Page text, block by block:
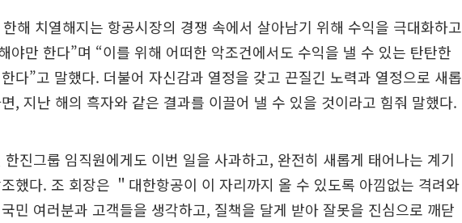
해 치열해지는 항공시장의 경쟁 속에서 살아남기 위해 수익을 극대화하고
야만 한다”며 “이를 위해 어떠한 악조건에서도 수익을 낼 수 있는 탄탄한
다”고 말했다. 더불어 자신감과 열정을 갖고 끈질긴 노력과 열정으로 새롭
, 지난 해의 흑자와 같은 결과를 이끌어 낼 수 있을 것이라고 힘줘 말했다.
진그룹 임직원에게도 이번 일을 사과하고, 완전히 새롭게 태어나는 계기
했다. 조 회장은 ＂대한항공이 이 자리까지 올 수 있도록 아낌없는 격려와
민 여러분과 고객들을 생각하고, 질책을 달게 받아 잘못을 진심으로 깨닫